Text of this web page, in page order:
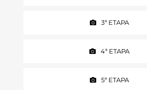
3ª ETAPA
4ª ETAPA
5ª ETAPA